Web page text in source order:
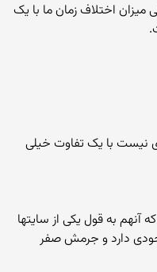
روز دارند یعنی میزان اختلاف زمان ما با یک
نیست با یک تفاوت خیلی
آنهم به قول یکی از سایتها
دارد و جرمش صفر